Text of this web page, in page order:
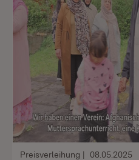
Preisverleihung 08.05.2025